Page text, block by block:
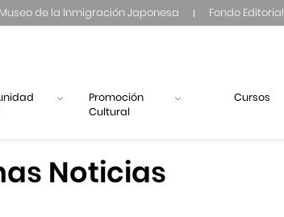
Museo de la Inmigración Japonesa Fondo Editorial
Promoción
Cultural
Cursos
Noticias